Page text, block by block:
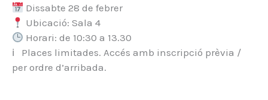
Dissabte 28 de febrer
Ubicació: Sala 4
Horari: de 10:30 a 13.30
ℹ Places limitades. Accés amb inscripció prèvia /
per ordre d’arribada.